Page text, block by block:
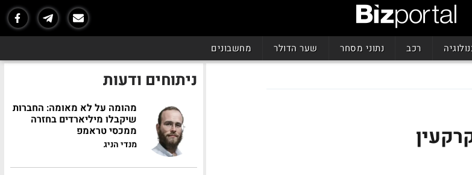
רכב נתוני מסחר שער הדולר מחשבונים
ניתוחים ודעות
מהומה על לא מאומה: החברות
שיקבלו מיליארדים בחזרה
ממכסי טראמפ
מנדי הניג